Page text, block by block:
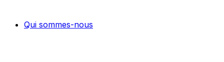
Qui sommes-nous